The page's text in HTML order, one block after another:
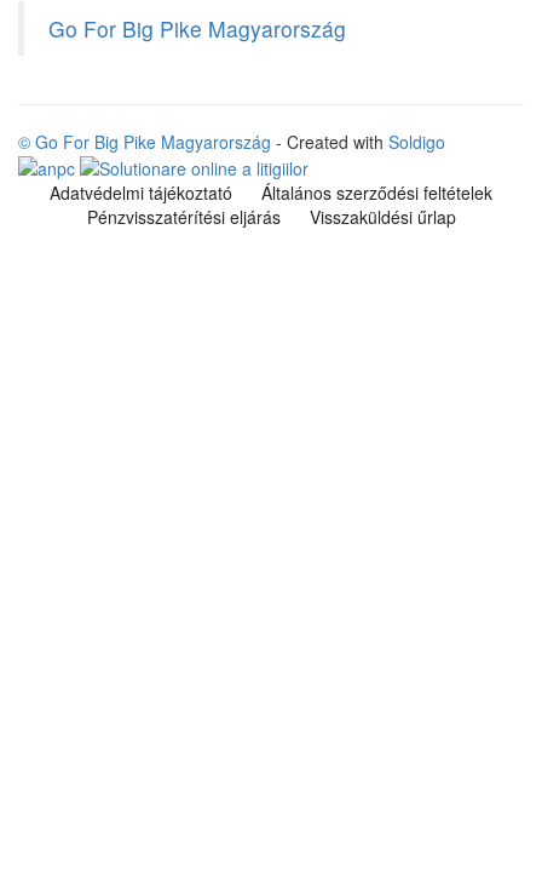
Go For Big Pike Magyarország
© Go For Big Pike Magyarország - Created with Soldigo
Adatvédelmi tájékoztató
Általános szerződési feltételek
Pénzvisszatérítési eljárás
Visszaküldési űrlap